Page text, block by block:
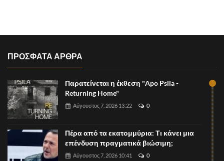
ΠΡΟΣΦΑΤΑ ΑΡΘΡΑ
Παρατείνεται η έκθεση "Apo Psila -
Returning Home"
Αύγουστος 7, 2026 13:22 0
Πέρα από τα εκατομμύρια: Τι κάνει μια
επένδυση πραγματικά βιώσιμη;
Αύγουστος 7, 2026 10:41 0